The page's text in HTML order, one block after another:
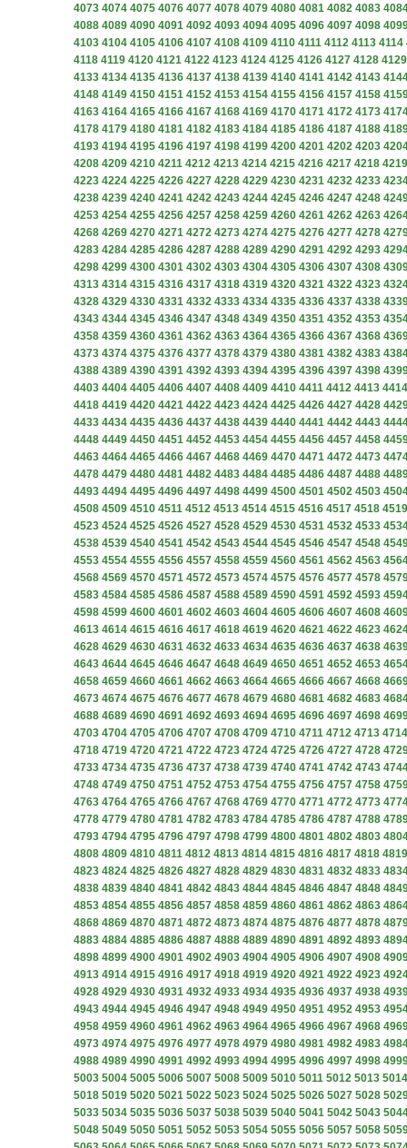
4073 4074 4075 4076 4077 4078 4079 4080 4081 4082 4083
4088 4089 4090 4091 4092 4093 4094 4095 4096 4097 4098
4103 4104 4105 4106 4107 4108 4109 4110 4111 4112 4113 4114
4118 4119 4120 4121 4122 4123 4124 4125 4126 4127 4128 4129
4133 4134 4135 4136 4137 4138 4139 4140 4141 4142 4143
4148 4149 4150 4151 4152 4153 4154 4155 4156 4157 4158
4163 4164 4165 4166 4167 4168 4169 4170 4171 4172 4173
4178 4179 4180 4181 4182 4183 4184 4185 4186 4187 4188
4193 4194 4195 4196 4197 4198 4199 4200 4201 4202 4203
4208 4209 4210 4211 4212 4213 4214 4215 4216 4217 4218 4219
4223 4224 4225 4226 4227 4228 4229 4230 4231 4232 4233
4238 4239 4240 4241 4242 4243 4244 4245 4246 4247 4248
4253 4254 4255 4256 4257 4258 4259 4260 4261 4262 4263
4268 4269 4270 4271 4272 4273 4274 4275 4276 4277 4278
4283 4284 4285 4286 4287 4288 4289 4290 4291 4292 4293
4298 4299 4300 4301 4302 4303 4304 4305 4306 4307 4308
4313 4314 4315 4316 4317 4318 4319 4320 4321 4322 4323
4328 4329 4330 4331 4332 4333 4334 4335 4336 4337 4338
4343 4344 4345 4346 4347 4348 4349 4350 4351 4352 4353
4358 4359 4360 4361 4362 4363 4364 4365 4366 4367 4368
4373 4374 4375 4376 4377 4378 4379 4380 4381 4382 4383
4388 4389 4390 4391 4392 4393 4394 4395 4396 4397 4398
4403 4404 4405 4406 4407 4408 4409 4410 4411 4412 4413 4414
4418 4419 4420 4421 4422 4423 4424 4425 4426 4427 4428
4433 4434 4435 4436 4437 4438 4439 4440 4441 4442 4443
4448 4449 4450 4451 4452 4453 4454 4455 4456 4457 4458
4463 4464 4465 4466 4467 4468 4469 4470 4471 4472 4473
4478 4479 4480 4481 4482 4483 4484 4485 4486 4487 4488
4493 4494 4495 4496 4497 4498 4499 4500 4501 4502 4503
4508 4509 4510 4511 4512 4513 4514 4515 4516 4517 4518 4519
4523 4524 4525 4526 4527 4528 4529 4530 4531 4532 4533
4538 4539 4540 4541 4542 4543 4544 4545 4546 4547 4548
4553 4554 4555 4556 4557 4558 4559 4560 4561 4562 4563
4568 4569 4570 4571 4572 4573 4574 4575 4576 4577 4578
4583 4584 4585 4586 4587 4588 4589 4590 4591 4592 4593
4598 4599 4600 4601 4602 4603 4604 4605 4606 4607 4608
4613 4614 4615 4616 4617 4618 4619 4620 4621 4622 4623
4628 4629 4630 4631 4632 4633 4634 4635 4636 4637 4638
4643 4644 4645 4646 4647 4648 4649 4650 4651 4652 4653
4658 4659 4660 4661 4662 4663 4664 4665 4666 4667 4668
4673 4674 4675 4676 4677 4678 4679 4680 4681 4682 4683
4688 4689 4690 4691 4692 4693 4694 4695 4696 4697 4698
4703 4704 4705 4706 4707 4708 4709 4710 4711 4712 4713 4714
4718 4719 4720 4721 4722 4723 4724 4725 4726 4727 4728
4733 4734 4735 4736 4737 4738 4739 4740 4741 4742 4743
4748 4749 4750 4751 4752 4753 4754 4755 4756 4757 4758
4763 4764 4765 4766 4767 4768 4769 4770 4771 4772 4773
4778 4779 4780 4781 4782 4783 4784 4785 4786 4787 4788
4793 4794 4795 4796 4797 4798 4799 4800 4801 4802 4803
4808 4809 4810 4811 4812 4813 4814 4815 4816 4817 4818 4819
4823 4824 4825 4826 4827 4828 4829 4830 4831 4832 4833
4838 4839 4840 4841 4842 4843 4844 4845 4846 4847 4848
4853 4854 4855 4856 4857 4858 4859 4860 4861 4862 4863
4868 4869 4870 4871 4872 4873 4874 4875 4876 4877 4878
4883 4884 4885 4886 4887 4888 4889 4890 4891 4892 4893
4898 4899 4900 4901 4902 4903 4904 4905 4906 4907 4908
4913 4914 4915 4916 4917 4918 4919 4920 4921 4922 4923
4928 4929 4930 4931 4932 4933 4934 4935 4936 4937 4938
4943 4944 4945 4946 4947 4948 4949 4950 4951 4952 4953
4958 4959 4960 4961 4962 4963 4964 4965 4966 4967 4968
4973 4974 4975 4976 4977 4978 4979 4980 4981 4982 4983
4988 4989 4990 4991 4992 4993 4994 4995 4996 4997 4998
5003 5004 5005 5006 5007 5008 5009 5010 5011 5012 5013 5014
5018 5019 5020 5021 5022 5023 5024 5025 5026 5027 5028
5033 5034 5035 5036 5037 5038 5039 5040 5041 5042 5043
5048 5049 5050 5051 5052 5053 5054 5055 5056 5057 5058